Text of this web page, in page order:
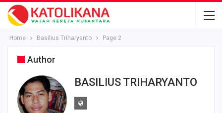
Home Basilius Triharyanto Page 2
Author
BASILIUS TRIHARYANTO